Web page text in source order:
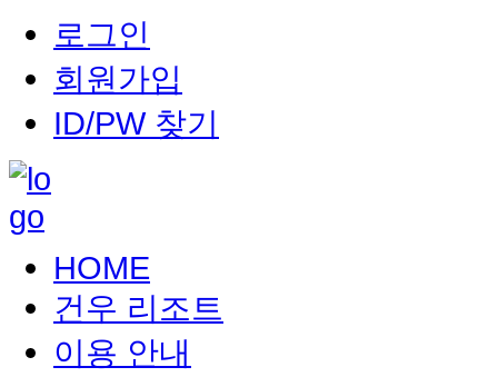
로그인
회원가입
ID/PW 찾기
HOME
건우 리조트
이용 안내